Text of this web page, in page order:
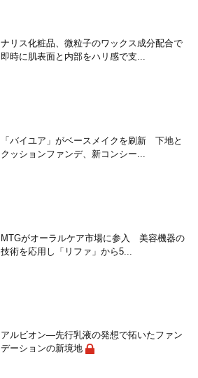
ナリス化粧品、微粒子のワックス成分配合で
即時に肌表面と内部をハリ感で支...
「バイユア」がベースメイクを刷新 下地と
クッションファンデ、新コンシー...
MTGがオーラルケア市場に参入 美容機器の
技術を応用し「リファ」から5...
アルビオン―先行乳液の発想で拓いたファン
デーションの新境地